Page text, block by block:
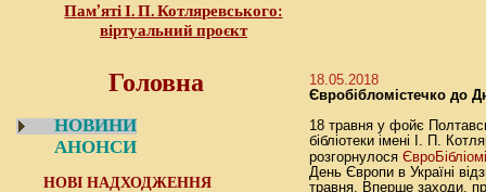
Пам’яті І. П. Котляревського:
віртуальний проєкт
Головна
НОВИНИ
АНОНСИ
НОВІ НАДХОДЖЕННЯ
18.05.2018
Євробібломістечко до
18 травня у фойє
бібліотеки імені І. П.
розгорнулося
День Європи в Україні
травня. Вперше заходи,